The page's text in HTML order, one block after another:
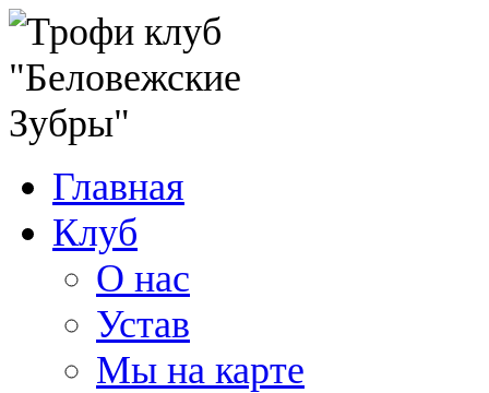
Главная
Клуб
О нас
Устав
Мы на карте